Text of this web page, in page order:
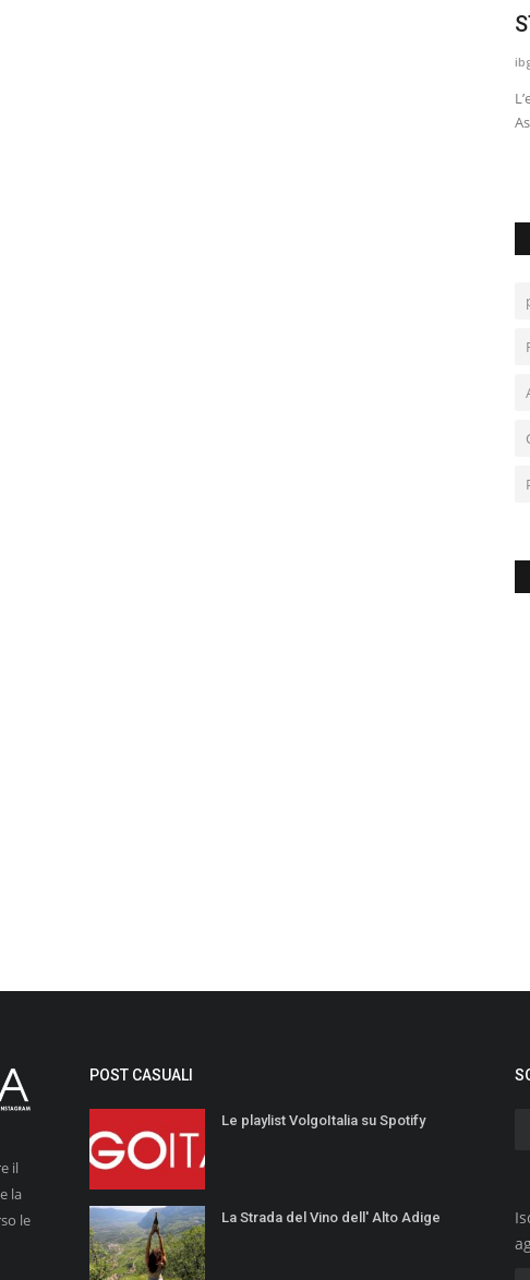
il
la
le
POST CASUALI
Le playlist VolgoItalia su Spotify
La Strada del Vino dell' Alto Adige